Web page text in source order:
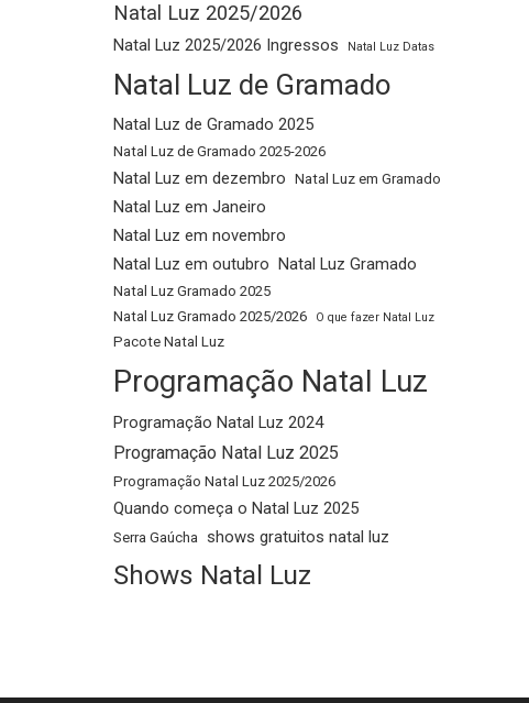
Natal Luz 2025/2026
Natal Luz 2025/2026 Ingressos Natal Luz Datas
Natal Luz de Gramado
Natal Luz de Gramado 2025
Natal Luz de Gramado 2025-2026
Natal Luz em dezembro Natal Luz em Gramado
Natal Luz em Janeiro
Natal Luz em novembro
Natal Luz em outubro Natal Luz Gramado
Natal Luz Gramado 2025
Natal Luz Gramado 2025/2026
O que fazer Natal Luz
Pacote Natal Luz
Programação Natal Luz
Programação Natal Luz 2024
Programação Natal Luz 2025
Programação Natal Luz 2025/2026
Quando começa o Natal Luz 2025
Serra Gaúcha shows gratuitos natal luz
Shows Natal Luz